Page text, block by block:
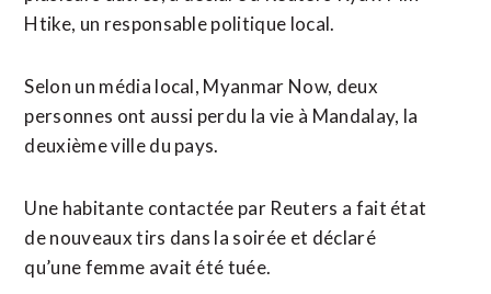
Htike, un responsable politique local.
Selon un média local, Myanmar Now, deux
personnes ont aussi perdu la vie à Mandalay, la
deuxième ville du pays.
Une habitante contactée par Reuters a fait état
de nouveaux tirs dans la soirée et déclaré
qu’une femme avait été tuée.